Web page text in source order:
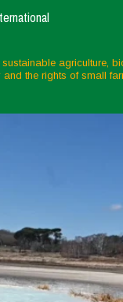
agriculture,
and the rights of small